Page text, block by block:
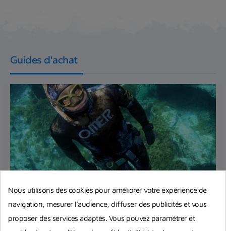
Guides d'achat
Bien débuter la chasse sous-marine :
quels accessoires obligatoires et
Nous utilisons des cookies pour améliorer votre expérience de
navigation, mesurer l’audience, diffuser des publicités et vous
proposer des services adaptés. Vous pouvez paramétrer et